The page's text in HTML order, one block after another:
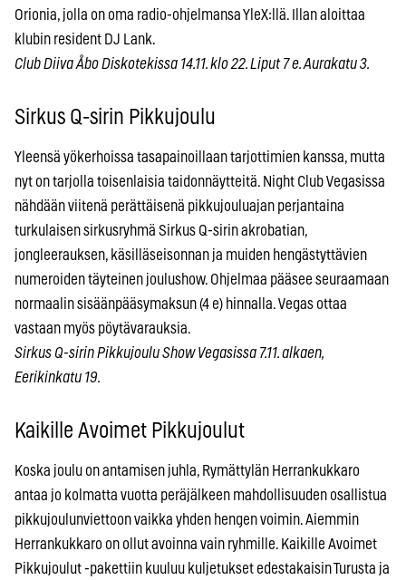
Orionia, jolla on oma radio-ohjelmansa YleX:llä. Illan aloittaa
klubin resident DJ Lank.
Club Diiva Åbo Diskotekissa 14.11. klo 22. Liput 7 e. Aurakatu 3.
Sirkus Q-sirin Pikkujoulu
Yleensä yökerhoissa tasapainoillaan tarjottimien kanssa, mutta
nyt on tarjolla toisenlaisia taidonnäytteitä. Night Club Vegasissa
nähdään viitenä perättäisenä pikkujouluajan perjantaina
turkulaisen sirkusryhmä Sirkus Q-sirin akrobatian,
jongleerauksen, käsilläseisonnan ja muiden hengästyttävien
numeroiden täyteinen joulushow. Ohjelmaa pääsee seuraamaan
normaalin sisäänpääsymaksun (4 e) hinnalla. Vegas ottaa
vastaan myös pöytävarauksia.
Sirkus Q-sirin Pikkujoulu Show Vegasissa 7.11. alkaen,
Eerikinkatu 19.
Kaikille Avoimet Pikkujoulut
Koska joulu on antamisen juhla, Rymättylän Herrankukkaro
antaa jo kolmatta vuotta peräjälkeen mahdollisuuden osallistua
pikkujoulunviettoon vaikka yhden hengen voimin. Aiemmin
Herrankukkaro on ollut avoinna vain ryhmille. Kaikille Avoimet
Pikkujoulut -pakettiin kuuluu kuljetukset edestakaisin Turusta ja